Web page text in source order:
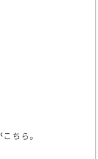
ちら。